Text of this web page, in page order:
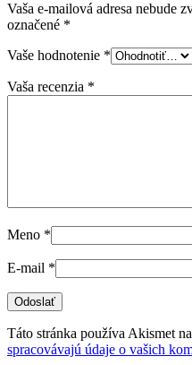
Vaša e-mailová adresa nebude
označené *
Vaše hodnotenie *
Vaša recenzia *
Meno *
E-mail *
Táto stránka používa Akismet
spracovávajú údaje o vašich